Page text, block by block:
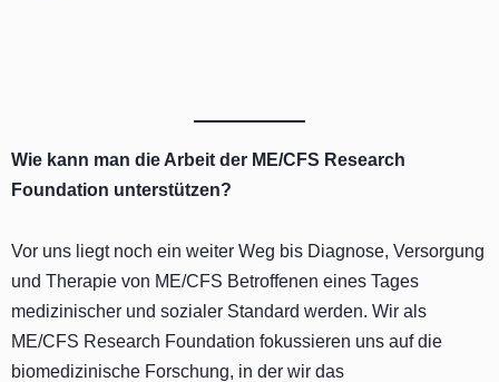
Wie kann man die Arbeit der ME/CFS Research
Foundation unterstützen?
Vor uns liegt noch ein weiter Weg bis Diagnose, Versorgung
und Therapie von ME/CFS Betroffenen eines Tages
medizinischer und sozialer Standard werden. Wir als
ME/CFS Research Foundation fokussieren uns auf die
biomedizinische Forschung, in der wir das